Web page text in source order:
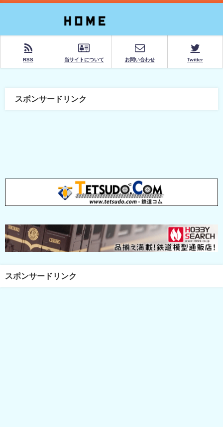
RSS 当サイトについて お問い合わせ Twitter
スポンサードリンク
スポンサードリンク